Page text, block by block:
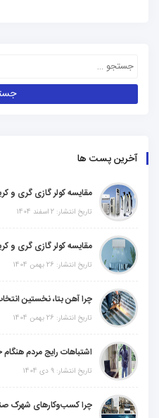
آخرین پست ها
تاریخ انتشار: 2 اسفند 1404
تاریخ انتشار: 26 بهمن 1404
تاریخ انتشار: 26 بهمن 1404
اشتباهات رایج مردم
تاریخ انتشار: 9 دی 1404